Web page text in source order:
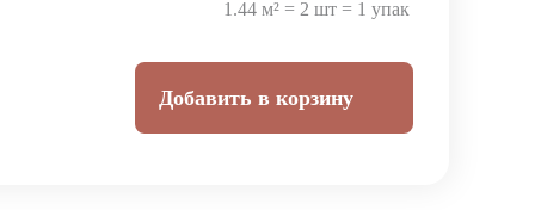
1.44 м² = 2 шт = 1 упак
Добавить в корзину